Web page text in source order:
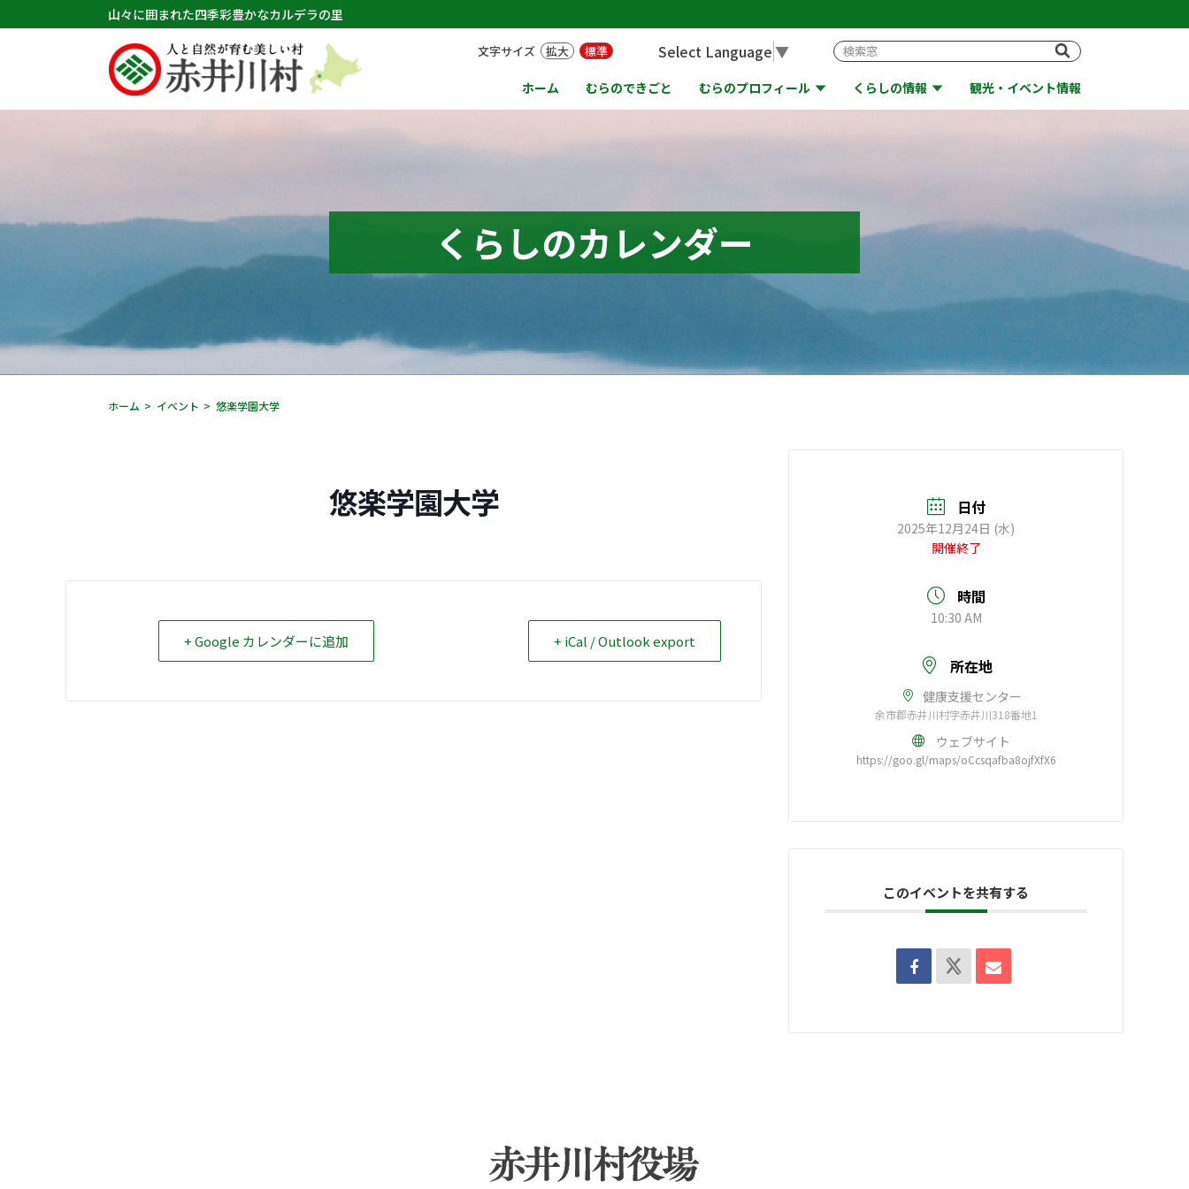
山々に囲まれた四季彩豊かなカルデラの里
ホーム むらのできごと むらのプロフィール くらしの情報 観光・イベント情報
文字サイズ 拡大 標準 Select Language▼
くらしのカレンダー
ホーム イベント 悠楽学園大学
悠楽学園大学
+ Google カレンダーに追加 + iCal / Outlook export
日付
2025年12月24日 (水)
開催終了
時間
10:30 AM
所在地
健康支援センター
余市郡赤井川村字赤井川318番地1
ウェブサイト
https://goo.gl/maps/oCcsqafba8ojfXfX6
このイベントを共有する